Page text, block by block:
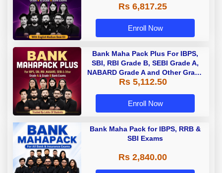
Rs 6,817.25
Enroll Now
Bank Maha Pack Plus For IBPS,
SBI, RBI Grade B, SEBI Grade A,
NABARD Grade A and Other Grade
A & Grade B Bank Exams
Rs 5,112.50
Enroll Now
Bank Maha Pack for IBPS, RRB &
SBI Exams
Rs 2,840.00